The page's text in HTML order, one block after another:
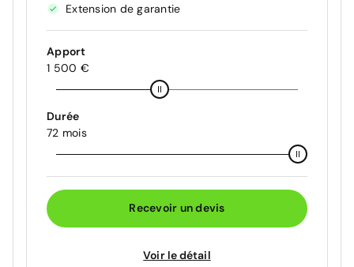
Extension de garantie
Apport
1 500 €
Durée
72 mois
Recevoir un devis
Voir le détail